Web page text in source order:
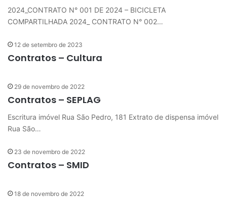
2024_CONTRATO N° 001 DE 2024 – BICICLETA
COMPARTILHADA 2024_ CONTRATO N° 002…
12 de setembro de 2023
Contratos – Cultura
29 de novembro de 2022
Contratos – SEPLAG
Escritura imóvel Rua São Pedro, 181 Extrato de dispensa imóvel
Rua São…
23 de novembro de 2022
Contratos – SMID
18 de novembro de 2022